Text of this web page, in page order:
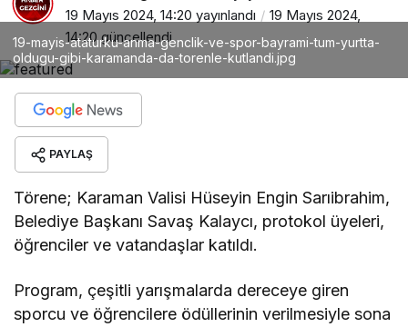
19 Mayıs 2024, 14:20 yayınlandı
19 Mayıs 2024,
14:20güncellendi
19-mayis-ataturku-anma-genclik-ve-spor-bayrami-tum-yurtta-
oldugu-gibi-karamanda-da-torenle-kutlandi.jpg
PAYLAŞ
Törene; Karaman Valisi Hüseyin Engin Sarıibrahim,
Belediye Başkanı Savaş Kalaycı, protokol üyeleri,
öğrenciler ve vatandaşlar katıldı.
Program, çeşitli yarışmalarda dereceye giren
sporcu ve öğrencilere ödüllerinin verilmesiyle sona